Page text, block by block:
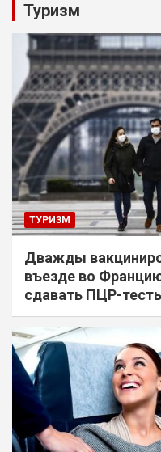
Туризм
ТУРИЗМ
Дважды
въезде во
сдавать ПЦР-